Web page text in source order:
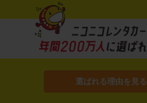
選ばれる理由を見る